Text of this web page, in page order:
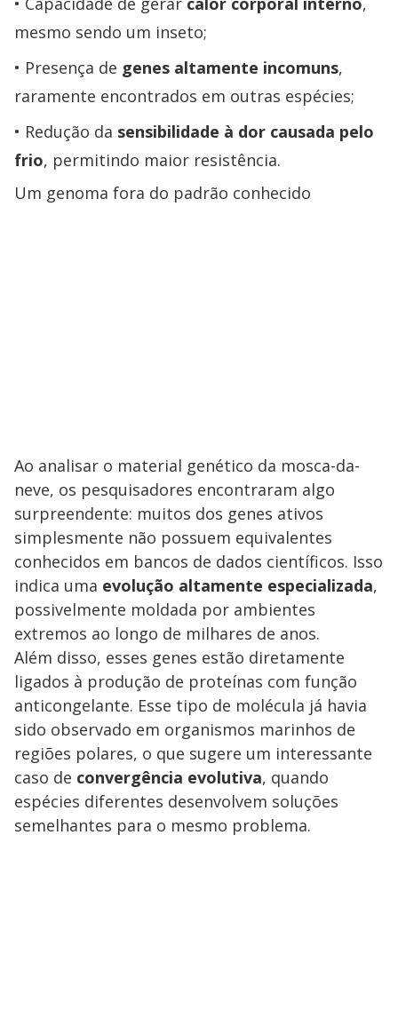
mesmo sendo um inseto;
Presença de genes altamente incomuns,
raramente encontrados em outras espécies;
Redução da sensibilidade à dor causada pelo
frio, permitindo maior resistência.
Um genoma fora do padrão conhecido
Ao analisar o material genético da mosca-da-
neve, os pesquisadores encontraram algo
surpreendente: muitos dos genes ativos
simplesmente não possuem equivalentes
conhecidos em bancos de dados científicos. Isso
indica uma evolução altamente especializada,
possivelmente moldada por ambientes
extremos ao longo de milhares de anos.
Além disso, esses genes estão diretamente
ligados à produção de proteínas com função
anticongelante. Esse tipo de molécula já havia
sido observado em organismos marinhos de
regiões polares, o que sugere um interessante
caso de convergência evolutiva, quando
espécies diferentes desenvolvem soluções
semelhantes para o mesmo problema.